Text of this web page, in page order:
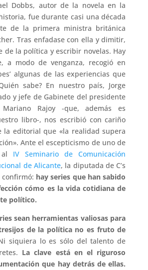
Dobbs, autor de la novela en la
fue durante casi una década
de la primera ministra británica
Tras enfadase con ella y dimitir,
de la política y escribir novelas. Hay
a modo de venganza, recogió en
algunas de las experiencias que
sabe? En nuestro país, Jorge
y jefe de Gabinete del presidente
Rajoy -que, además es
libro-, nos escribió con cariño
la editorial que «la realidad supera
Ante el escepticismo de uno de
al IV Seminario de Comunicación
de Alicante, la diputada de C’s
confirmó: hay series que han sabido
cómo es la vida cotidiana de
político.
sean herramientas valiosas para
de la política no es fruto de
siquiera lo es sólo del talento de
La clave está en el riguroso
que hay detrás de ellas.